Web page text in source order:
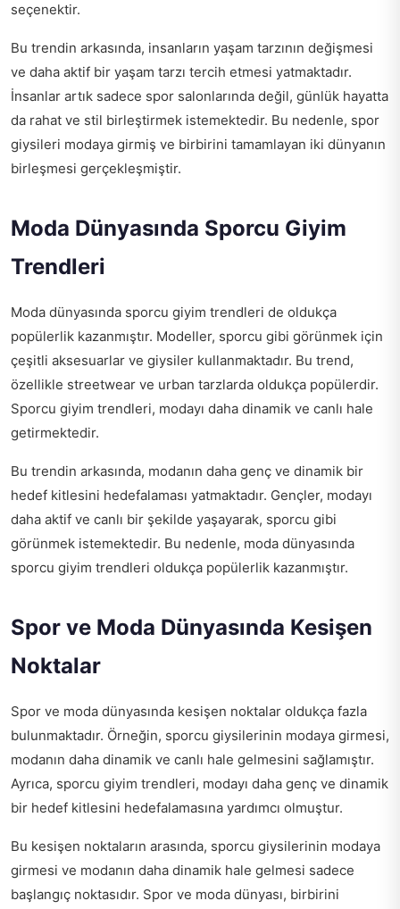
seçenektir.
Bu trendin arkasında, insanların yaşam tarzının değişmesi
ve daha aktif bir yaşam tarzı tercih etmesi yatmaktadır.
İnsanlar artık sadece spor salonlarında değil, günlük hayatta
da rahat ve stil birleştirmek istemektedir. Bu nedenle, spor
giysileri modaya girmiş ve birbirini tamamlayan iki dünyanın
birleşmesi gerçekleşmiştir.
Moda Dünyasında Sporcu Giyim
Trendleri
Moda dünyasında sporcu giyim trendleri de oldukça
popülerlik kazanmıştır. Modeller, sporcu gibi görünmek için
çeşitli aksesuarlar ve giysiler kullanmaktadır. Bu trend,
özellikle streetwear ve urban tarzlarda oldukça popülerdir.
Sporcu giyim trendleri, modayı daha dinamik ve canlı hale
getirmektedir.
Bu trendin arkasında, modanın daha genç ve dinamik bir
hedef kitlesini hedefalaması yatmaktadır. Gençler, modayı
daha aktif ve canlı bir şekilde yaşayarak, sporcu gibi
görünmek istemektedir. Bu nedenle, moda dünyasında
sporcu giyim trendleri oldukça popülerlik kazanmıştır.
Spor ve Moda Dünyasında Kesişen
Noktalar
Spor ve moda dünyasında kesişen noktalar oldukça fazla
bulunmaktadır. Örneğin, sporcu giysilerinin modaya girmesi,
modanın daha dinamik ve canlı hale gelmesini sağlamıştır.
Ayrıca, sporcu giyim trendleri, modayı daha genç ve dinamik
bir hedef kitlesini hedefalamasına yardımcı olmuştur.
Bu kesişen noktaların arasında, sporcu giysilerinin modaya
girmesi ve modanın daha dinamik hale gelmesi sadece
başlangıç noktasıdır. Spor ve moda dünyası, birbirini